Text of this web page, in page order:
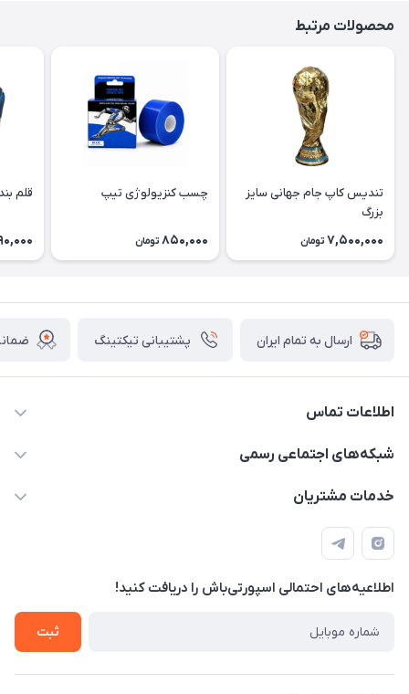
محصولات مرتبط
تندیس کاپ جام جهانی سایز
بزرگ
7,500,000 تومان
چسب کنزیولوژی تیپ
850,000 تومان
قلم
ارسال به تمام ایران پشتیبانی تیکتینگ
اطلاعات تماس
15 13 222 0900
شبکه‌های اجتماعی رسمی
کانال آپارات
خدمات مشتریان
درخواست پشتیبانی جدید
مشاهده لیست تیکت‌ها
لیست کد رهگیری پستی
شرایط بازگردانی کالا
اطلاعیه‌های احتمالی اسپورتی‌باش را دریافت کنید!
ثبت